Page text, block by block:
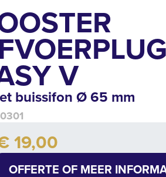
V
buissifon Ø 65 mm
19,00
OFFERTE OF MEER